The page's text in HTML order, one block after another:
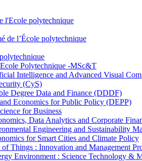
l'Ecole polytechnique
de l’École polytechnique
Polytechnique -MSc&T
Intelligence and Advanced Visual
(CyS)
Degree Data and Finance (DDDF)
Economics for Public Policy (DEPP)
for Business
Data Analytics and Corporate
Engineering and Sustainability
for Smart Cities and Climate Policy
Things : Innovation and Management
Environment : Science Technology &